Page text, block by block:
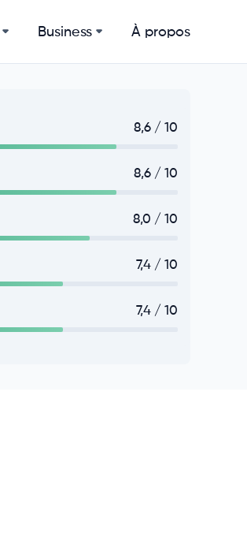
Business À propos
8,6 / 10
8,6 / 10
8,0 / 10
7,4 / 10
7,4 / 10